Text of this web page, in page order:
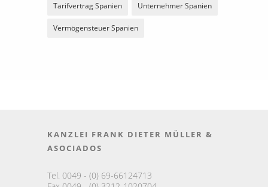
Tarifvertrag Spanien Unternehmer Spanien
Vermögensteuer Spanien
KANZLEI FRANK DIETER MÜLLER &
ASOCIADOS
Tel. 0049 - (0) 69-66124713